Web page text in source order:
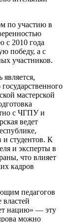
по участию в
с 2010 года
победу, а с
участников.
мастерской
с ЧГПУ и
ведет
и студентов. К
и эксперты в
что влияет
кадров
педагогов
нацию» — эту
можно